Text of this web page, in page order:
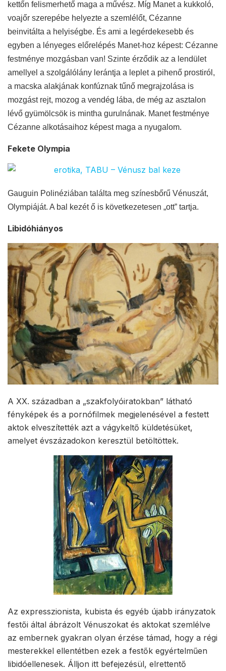
kettőn felismerhető maga a művész. Míg Manet a kukkoló,
voajőr szerepébe helyezte a szemlélőt, Cézanne
beinvitálta a helyiségbe. És ami a legérdekesebb és
egyben a lényeges előrelépés Manet-hoz képest: Cézanne
festménye mozgásban van! Szinte érződik az a lendület
amellyel a szolgálólány lerántja a leplet a pihenő prostiról,
a macska alakjának konfúznak tűnő megrajzolása is
mozgást rejt, mozog a vendég lába, de még az asztalon
lévő gyümölcsök is mintha gurulnának. Manet festménye
Cézanne alkotásaihoz képest maga a nyugalom.
Fekete Olympia
Gauguin Polinéziában találta meg színesbőrű Vénuszát,
Olympiáját. A bal kezét ő is következetesen „ott” tartja.
Libidóhiányos
A XX. században a „szakfolyóiratokban” látható
fényképek és a pornófilmek megjelenésével a festett
aktok elveszítették azt a vágykeltő küldetésüket,
amelyet évszázadokon keresztül betöltöttek.
Az expresszionista, kubista és egyéb újabb irányzatok
festői által ábrázolt Vénuszokat és aktokat szemlélve
az embernek gyakran olyan érzése támad, hogy a régi
mesterekkel ellentétben ezek a festők egyértelműen
libidóellenesek. Álljon itt befejezésül, elrettentő